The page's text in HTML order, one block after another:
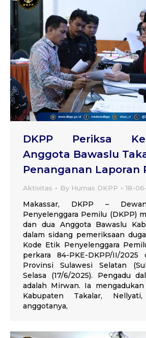
DKPP Periksa
Anggota Bawaslu
Penanganan Laporan
Aktivitas By Humas DKPP 18-
Makassar, DKPP –
Penyelenggara Pemilu (DKPP)
dan dua Anggota Bawaslu
dalam sidang pemeriksaan
Kode Etik Penyelenggara
perkara 84-PKE-DKPP/II/
Provinsi Sulawesi Selatan
Selasa (17/6/2025). Pengadu
adalah Mirwan. Ia
Kabupaten Takalar,
anggotanya,